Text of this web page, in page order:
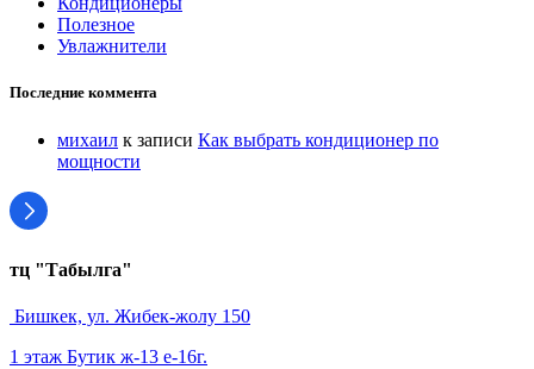
Полезное
Увлажнители
Последние коммента
михаил к записи Как выбрать кондиционер по
мощности
тц "Табылга"
Бишкек, ул. Жибек-жолу 150
1 этаж Бутик ж-13 е-16г.